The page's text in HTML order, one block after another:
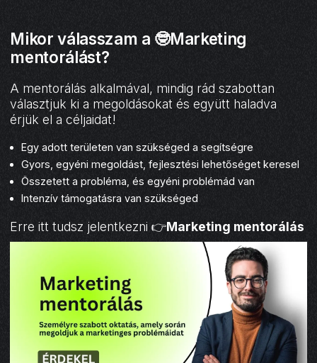
Mikor válasszam a 🤓Marketing
mentorálást?
A mentorálás alkalmával, mindig rád szabottan
választjuk ki a megoldásokat és együtt haladva
érjük el a céljaidat!
Egy adott területen van szükséged a segítségre
Gyors, egyéni megoldást, fejlesztési lehetőséget keresel
Összetett a probléma, és egyéni problémád van
Intenzív támogatásra van szükséged
Erre itt tudsz jelentkezni 👉Marketing mentorálás